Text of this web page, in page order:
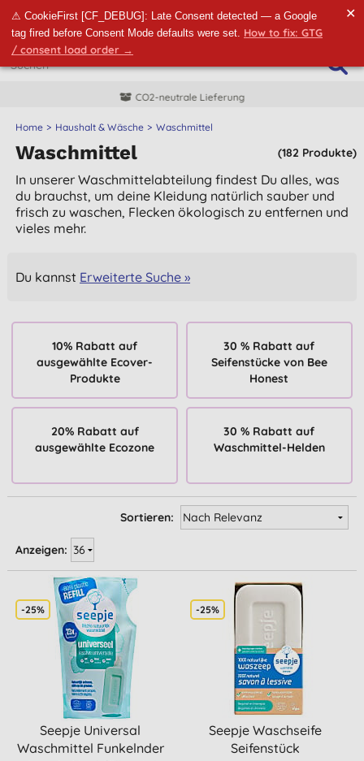
⚠ CookieFirst [CF_DEBUG]: Late Consent detected — a Google
tag fired before Consent Mode defaults were set. How to fix: GTG
/ consent load order →
✕
CO2-neutrale Lieferung
Home Haushalt & Wäsche Waschmittel
(182 Produkte)
Waschmittel
In unserer Waschmittelabteilung findest Du alles, was
du brauchst, um deine Kleidung natürlich sauber und
frisch zu waschen, Flecken ökologisch zu entfernen und
vieles mehr.
Du kannst Erweiterte Suche »
10% Rabatt auf
ausgewählte Ecover-
Produkte
30 % Rabatt auf
Seifenstücke von Bee
Honest
20% Rabatt auf
ausgewählte Ecozone
30 % Rabatt auf
Waschmittel-Helden
Sortieren:
Anzeigen:
-25%
Seepje Universal
Waschmittel Funkelnder
-25%
Seepje Waschseife
Seifenstück